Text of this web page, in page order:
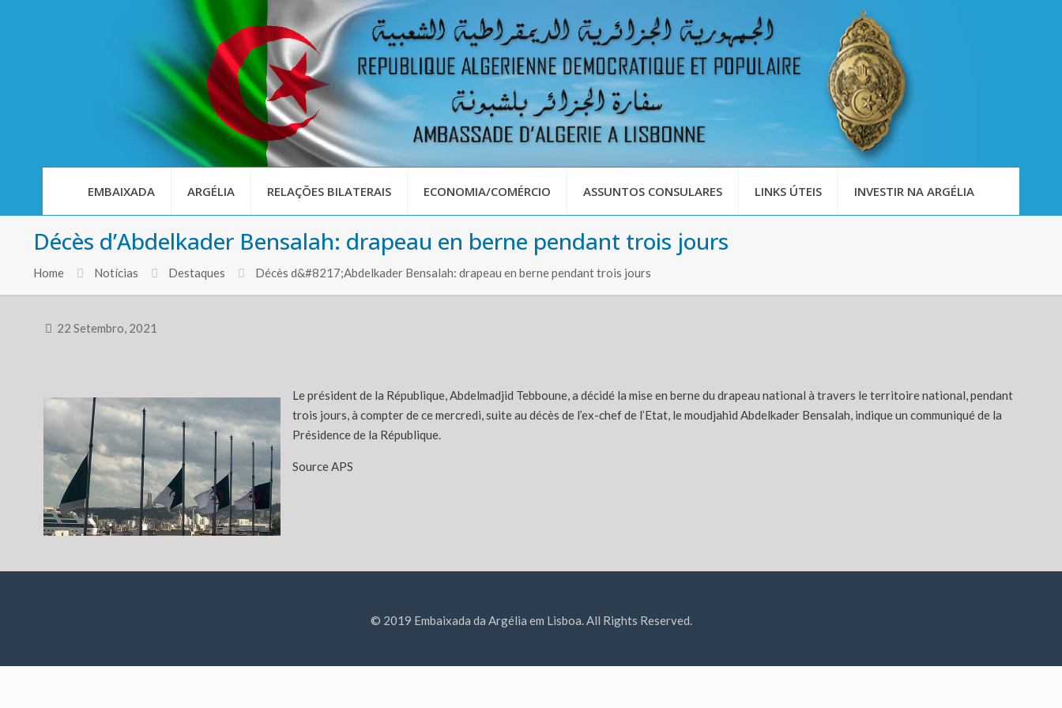
EMBAIXADA ARGÉLIA RELAÇÕES BILATERAIS ECONOMIA/COMÉRCIO ASSUNTOS CONSULARES LINKS ÚTEIS INVESTIR NA ARGÉLIA
Décès d’Abdelkader Bensalah: drapeau en berne pendant trois jours
Home Notícias Destaques Décès d&#8217;Abdelkader Bensalah: drapeau en berne pendant trois jours
22 Setembro, 2021
Le président de la République, Abdelmadjid Tebboune, a décidé la mise en berne du drapeau national à travers le territoire national, pendant
trois jours, à compter de ce mercredi, suite au décès de l’ex-chef de l’Etat, le moudjahid Abdelkader Bensalah, indique un communiqué de la
Présidence de la République.
Source APS
© 2019 Embaixada da Argélia em Lisboa. All Rights Reserved.